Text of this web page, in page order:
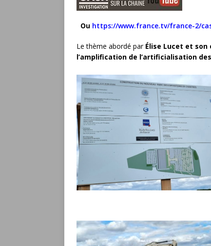
Ou https://www.france.tv/france-2/
Le thème abordé par Élise Lucet et son
l’amplification de l’artificialisation